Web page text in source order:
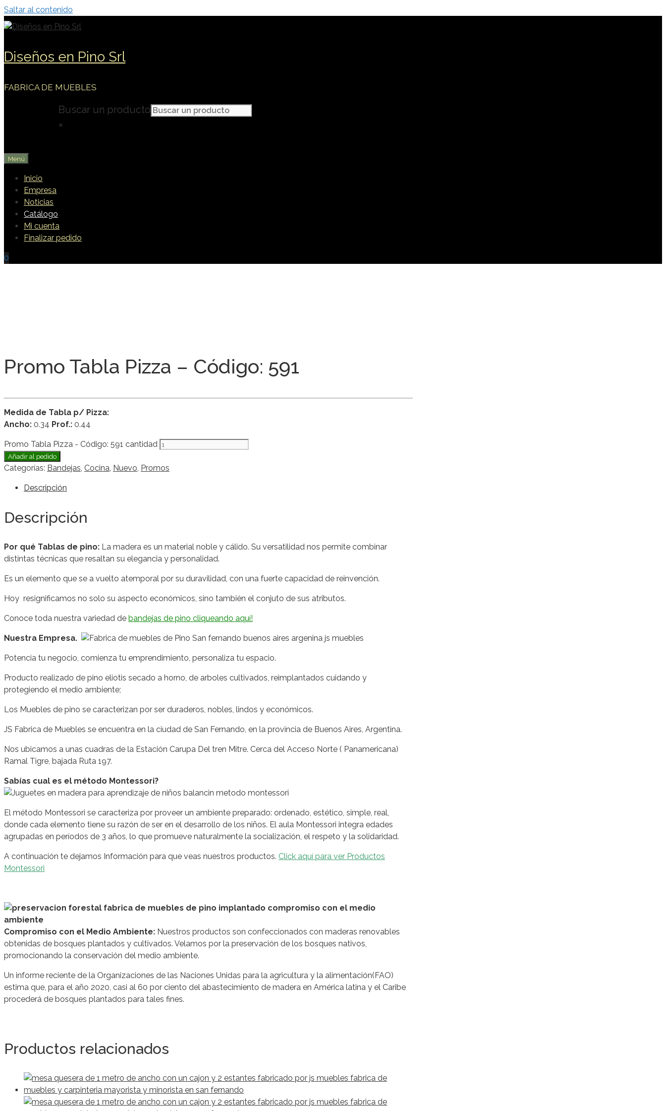
Saltar al contenido
Diseños en Pino Srl
FABRICA DE MUEBLES
Buscar un producto
×
Menú
Inicio
Empresa
Noticias
Catálogo
Mi cuenta
Finalizar pedido
0
Promo Tabla Pizza – Código: 591
Medida de Tabla p/ Pizza:
Ancho: 0.34 Prof.: 0.44
Promo Tabla Pizza - Código: 591 cantidad
Añadir al pedido
Categorías: Bandejas, Cocina, Nuevo, Promos
Descripción
Descripción
Por qué Tablas de pino: La madera es un material noble y cálido. Su versatilidad nos permite combinar
distintas técnicas que resaltan su elegancia y personalidad.
Es un elemento que se a vuelto atemporal por su duravilidad, con una fuerte capacidad de reinvención.
Hoy resignificamos no solo su aspecto económicos, sino también el conjuto de sus atributos.
Conoce toda nuestra variedad de bandejas de pino cliqueando aquí!
Nuestra Empresa.
Potencia tu negocio, comienza tu emprendimiento, personaliza tu espacio.
Producto realizado de pino eliotis secado a horno, de arboles cultivados, reimplantados cuidando y
protegiendo el medio ambiente;
Los Muebles de pino se caracterizan por ser duraderos, nobles, lindos y económicos.
JS Fabrica de Muebles se encuentra en la ciudad de San Fernando, en la provincia de Buenos Aires, Argentina.
Nos ubicamos a unas cuadras de la Estación Carupa Del tren Mitre. Cerca del Acceso Norte ( Panamericana)
Ramal Tigre, bajada Ruta 197.
Sabías cual es el método Montessori?
El método Montessori se caracteriza por proveer un ambiente preparado: ordenado, estético, simple, real,
donde cada elemento tiene su razón de ser en el desarrollo de los niños. El aula Montessori integra edades
agrupadas en períodos de 3 años, lo que promueve naturalmente la socialización, el respeto y la solidaridad.
A continuación te dejamos Información para que veas nuestros productos. Click aquí para ver Productos
Montessori
Compromiso con el Medio Ambiente: Nuestros productos son confeccionados con maderas renovables
obtenidas de bosques plantados y cultivados. Velamos por la preservación de los bosques nativos,
promocionando la conservación del medio ambiente.
Un informe reciente de la Organizaciones de las Naciones Unidas para la agricultura y la alimentación(FAO)
estima que, para el año 2020, casi al 60 por ciento del abastecimiento de madera en América latina y el Caribe
procederá de bosques plantados para tales fines.
Productos relacionados